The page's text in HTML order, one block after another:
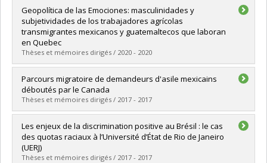
Graduate : Renaud, Luc
Cycle :Doctoral
Grade :Ph. D.
Lien vers le document dans Papyrus
Geopolítica de las Emociones: masculinidades y
subjetividades de los trabajadores agrícolas
transmigrantes mexicanos y guatemaltecos que laboran
en Quebec
Thèses et mémoires dirigés / 2020 - 2020
Graduate :Campos Flores, Lina Margarita (Linamar)
Cycle :Doctoral
Grade :Ph. D.
Lien vers le document dans Papyrus
Parcours migratoire de demandeurs d'asile mexicains
déboutés par le Canada
Thèses et mémoires dirigés / 2017 - 2017
Graduate :Régnier-Pelletier, Myriam
Cycle :Master's
Grade :
Lien vers le document dans Papyrus
Les enjeux de la discrimination positive au Brésil : le cas
des quotas raciaux à l’Université d’État de Rio de Janeiro
(UERJ)
Thèses et mémoires dirigés / 2017 - 2017